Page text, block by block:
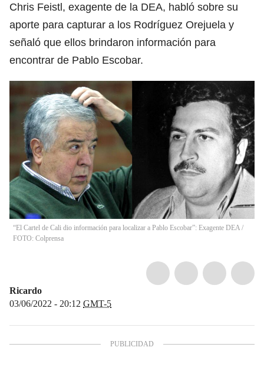
Chris Feistl, exagente de la DEA, habló sobre su
aporte para capturar a los Rodríguez Orejuela y
señaló que ellos brindaron información para
encontrar de Pablo Escobar.
“El Cartel de Cali dio información para localizar a Pablo Escobar”: Exagente DEA /
FOTO: Colprensa
Ricardo
03/06/2022 - 20:12 GMT-5